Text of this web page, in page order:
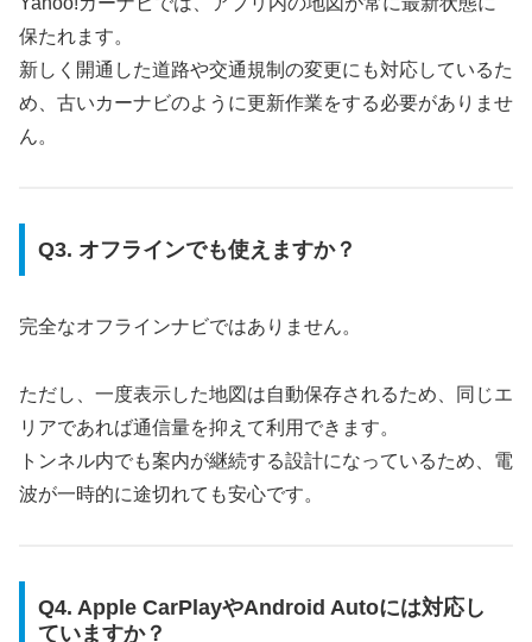
保たれます。
新しく開通した道路や交通規制の変更にも対応しているた
め、古いカーナビのように更新作業をする必要がありませ
ん。
Q3. オフラインでも使えますか？
完全なオフラインナビではありません。
ただし、一度表示した地図は自動保存されるため、同じエ
リアであれば通信量を抑えて利用できます。
トンネル内でも案内が継続する設計になっているため、電
波が一時的に途切れても安心です。
Q4. Apple CarPlayやAndroid Autoには対応し
ていますか？